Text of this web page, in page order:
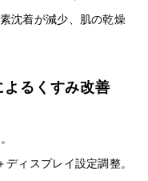
沈着が減少、肌の乾燥
るくすみ改善
ディスプレイ設定調整。